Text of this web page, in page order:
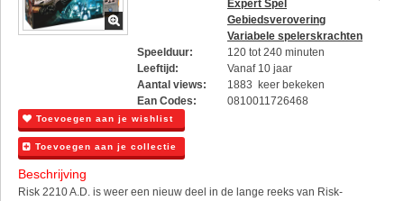
Expert Spel
Gebiedsverovering
Variabele spelerskrachten
Speelduur:
120 tot 240 minuten
Leeftijd:
Vanaf 10 jaar
Aantal views:
1883 keer bekeken
Ean Codes:
0810011726468
Toevoegen aan je wishlist
Toevoegen aan je collectie
Beschrijving
Risk 2210 A.D. is weer een nieuw deel in de lange reeks van Risk-